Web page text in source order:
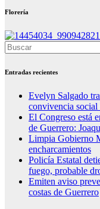
Florería
Entradas recientes
Evelyn Salgado
convivencia
El Congreso está
de Guerrero:
Limpia Gobierno
encharcamientos
Policía Estatal
fuego, probable
Emiten aviso
costas de Guerrero